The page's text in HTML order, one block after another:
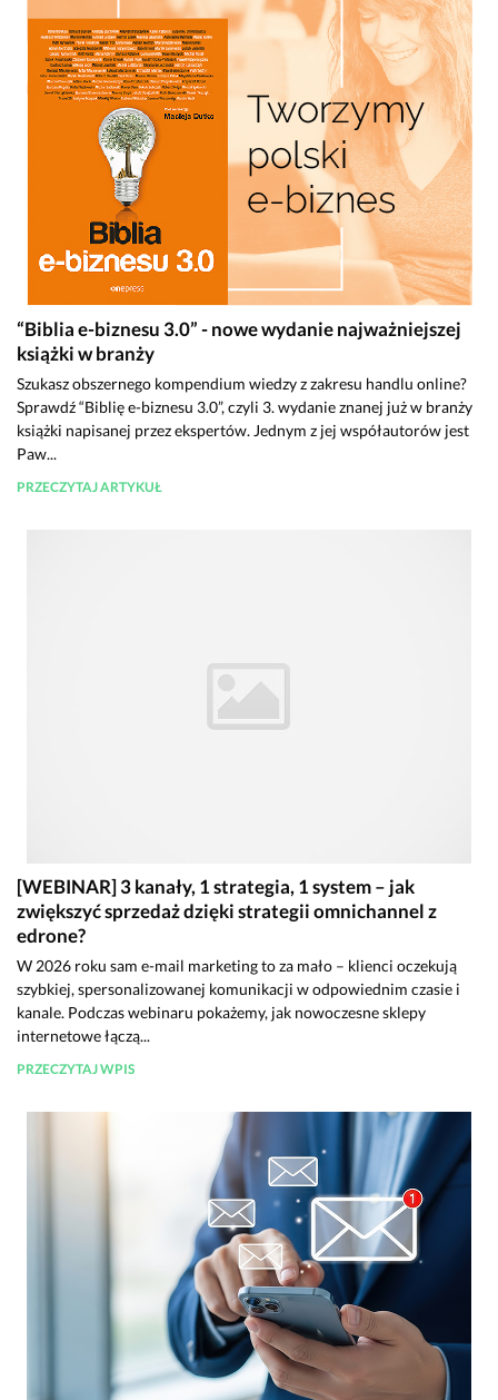
“Biblia e-biznesu 3.0” - nowe wydanie najważniejszej
książki w branży
Szukasz obszernego kompendium wiedzy z zakresu handlu online?
Sprawdź “Biblię e-biznesu 3.0”, czyli 3. wydanie znanej już w branży
książki napisanej przez ekspertów. Jednym z jej współautorów jest
Paw...
PRZECZYTAJ ARTYKUŁ
[WEBINAR] 3 kanały, 1 strategia, 1 system – jak
zwiększyć sprzedaż dzięki strategii omnichannel z
edrone?
W 2026 roku sam e-mail marketing to za mało – klienci oczekują
szybkiej, spersonalizowanej komunikacji w odpowiednim czasie i
kanale. Podczas webinaru pokażemy, jak nowoczesne sklepy
internetowe łączą...
PRZECZYTAJ WPIS